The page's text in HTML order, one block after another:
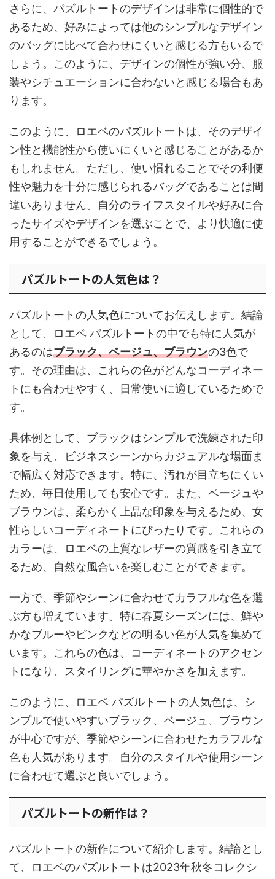
さらに、パズルトートのデザインは非常に個性的で
あるため、好みによっては他のシンプルなデザイン
のバッグに比べて合わせにくいと感じる方もいるで
しょう。このように、デザインの個性が強い分、服
装やシチュエーションに合わないと感じる場合もあ
ります。
このように、ロエベのパズルトートは、そのデザイ
ン性と機能性から使いにくいと感じることがあるか
もしれません。ただし、使い慣れることでその利便
性や魅力を十分に感じられるバッグであることは間
違いありません。自分のライフスタイルや好みに合
ったサイズやデザインを選ぶことで、より快適に使
用することができるでしょう。
パズルトートの人気色は？
パズルトートの人気色についてお伝えします。結論
として、ロエベ パズルトートの中でも特に人気が
あるのはブラック、ベージュ、ブラウンの3色で
す。その理由は、これらの色がどんなコーディネー
トにも合わせやすく、日常使いに適しているためで
す。
具体例として、ブラックはシンプルで洗練された印
象を与え、ビジネスシーンからカジュアルな場面ま
で幅広く対応できます。特に、汚れが目立ちにくい
ため、毎日使用しても安心です。また、ベージュや
ブラウンは、柔らかく上品な印象を与えるため、女
性らしいコーディネートにぴったりです。これらの
カラーは、ロエベの上質なレザーの質感を引き立て
るため、自然な風合いを楽しむことができます。
一方で、季節やシーンに合わせてカラフルな色を選
ぶ方も増えています。特に春夏シーズンには、鮮や
かなブルーやピンクなどの明るい色が人気を集めて
います。これらの色は、コーディネートのアクセン
トになり、スタイリングに華やかさを加えます。
このように、ロエベ パズルトートの人気色は、シ
ンプルで使いやすいブラック、ベージュ、ブラウン
が中心ですが、季節やシーンに合わせたカラフルな
色も人気があります。自分のスタイルや使用シーン
に合わせて選ぶと良いでしょう。
パズルトートの新作は？
パズルトートの新作について紹介します。結論とし
て、ロエベのパズルトートは2023年秋冬コレクシ